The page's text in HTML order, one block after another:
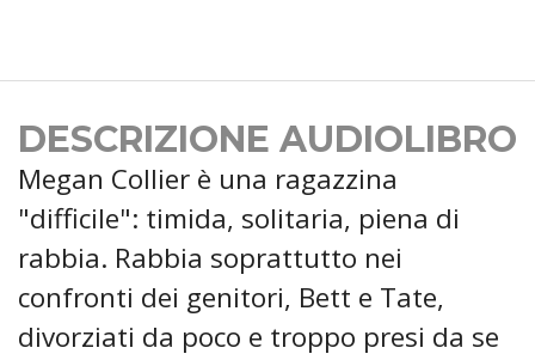
DESCRIZIONE AUDIOLIBRO
Megan Collier è una ragazzina
"difficile": timida, solitaria, piena di
rabbia. Rabbia soprattutto nei
confronti dei genitori, Bett e Tate,
divorziati da poco e troppo presi da se